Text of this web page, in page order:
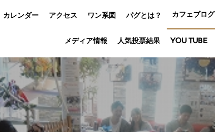
カレンダー アクセス ワン系図 パグとは？ カフェブログ
メディア情報 人気投票結果 YOU TUBE